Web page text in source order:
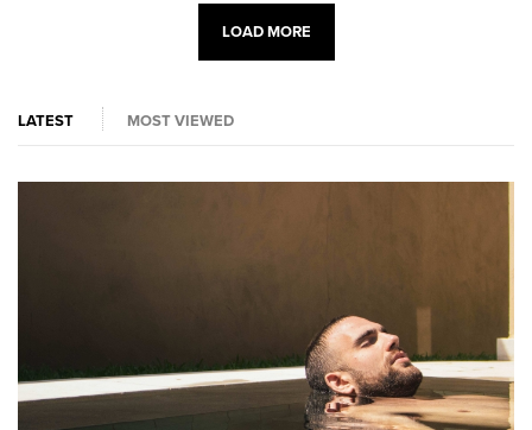
LOAD MORE
LATEST MOST VIEWED